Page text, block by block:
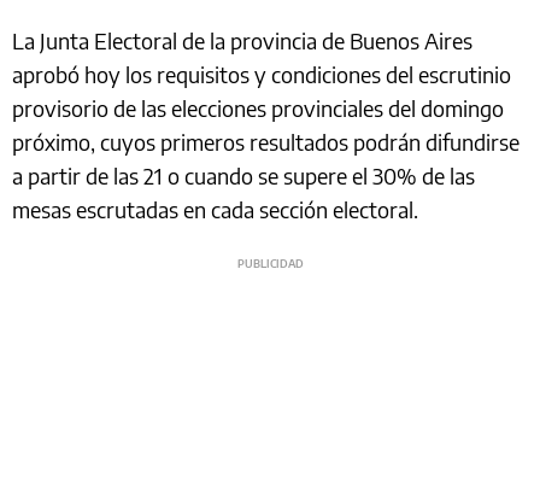
La Junta Electoral de la provincia de Buenos Aires
aprobó hoy los requisitos y condiciones del escrutinio
provisorio de las elecciones provinciales del domingo
próximo, cuyos primeros resultados podrán difundirse
a partir de las 21 o cuando se supere el 30% de las
mesas escrutadas en cada sección electoral.